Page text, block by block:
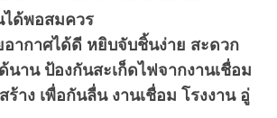
ได้พอสมควร
อากาศได้ดี หยิบจับชิ้นง่าย สะดวก
นาน ป้องกันสะเก็ดไฟจากงานเชื่อม
ร้าง เพื่อกันลื่น งานเชื่อม โรงงาน อู่